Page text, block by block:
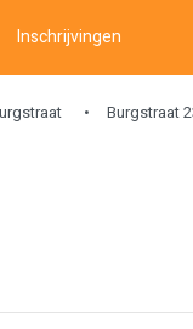
Inschrijvingen
Burgstraat